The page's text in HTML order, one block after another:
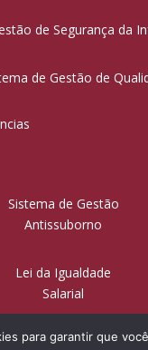
de Segurança da
de Gestão de
Sistema de Gestão
Antissuborno
Lei da Igualdade
Salarial
para garantir que